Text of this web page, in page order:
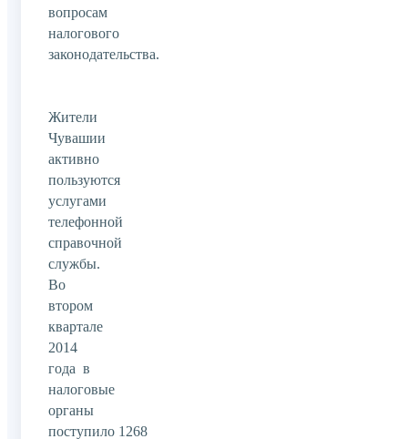
вопросам
налогового
законодательства.
Жители
Чувашии
активно
пользуются
услугами
телефонной
справочной
службы.
Во
втором
квартале
2014
года в
налоговые
органы
поступило 1268